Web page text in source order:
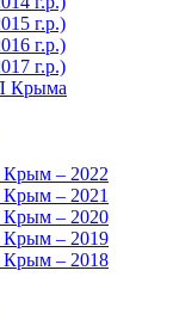
г.р.)
г.р.)
г.р.)
Крыма
Крым – 2022
Крым – 2021
Крым – 2020
Крым – 2019
Крым – 2018